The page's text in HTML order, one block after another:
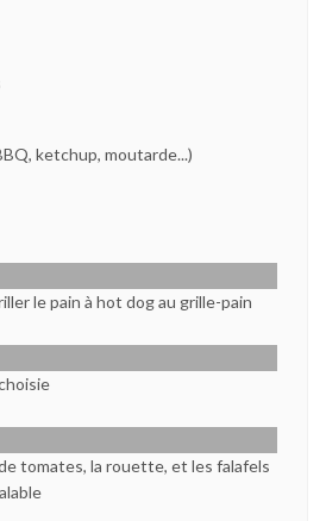
ketchup, moutarde...)
le pain à hot dog au grille-pain
tomates, la rouette, et les falafels